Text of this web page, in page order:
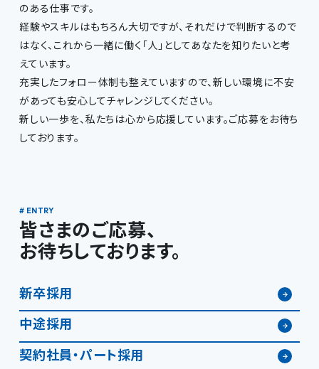
のある仕事です。
経験やスキルはもちろん大切ですが、それだけで判断するので
はなく、これから一緒に働く「人」としてあなたを知りたいと考
えています。
充実したフォロー体制も整えていますので、新しい環境に不安
があっても安心してチャレンジしてください。
新しい一歩を、私たちは心から応援しています。ご応募をお待ち
しております。
皆さまのご応募、
お待ちしております。
新卒採用
中途採用
契約社員・パート採用